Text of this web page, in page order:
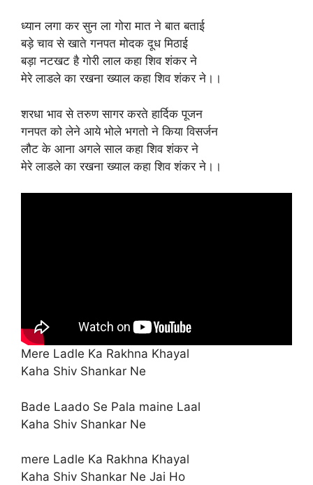
ध्यान लगा कर सुन ला गोरा मात ने बात बताई
बड़े चाव से खाते गनपत मोदक दूध मिठाई
बड़ा नटखट है गोरी लाल कहा शिव शंकर ने
मेरे लाडले का रखना ख्याल कहा शिव शंकर ने।।
शरधा भाव से तरुण सागर करते हार्दिक पूजन
गनपत को लेने आये भोले भगतो ने किया विसर्जन
लौट के आना अगले साल कहा शिव शंकर ने
मेरे लाडले का रखना ख्याल कहा शिव शंकर ने।।
Mere Ladle Ka Rakhna Khayal
Kaha Shiv Shankar Ne
Bade Laado Se Pala maine Laal
Kaha Shiv Shankar Ne
mere Ladle Ka Rakhna Khayal
Kaha Shiv Shankar Ne Jai Ho